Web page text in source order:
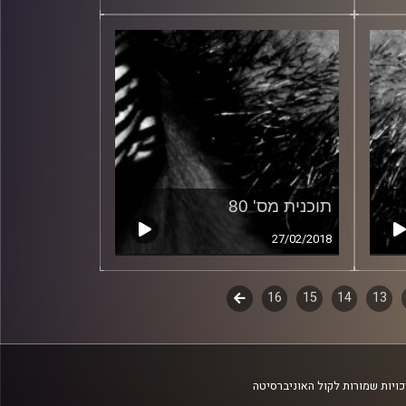
תוכנית מס' 80
27/02/2018
13
14
15
16
לשלב
שמורות לקול האוניברסיטה